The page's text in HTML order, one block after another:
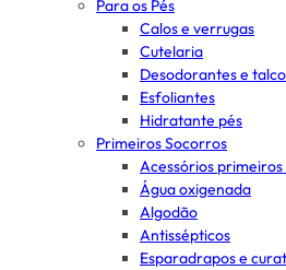
Para os Pés
Calos e verrugas
Cutelaria
Desodorantes e
Esfoliantes
Hidratante pés
Primeiros Socorros
Acessórios
Água oxigenada
Algodão
Antissépticos
Esparadrapos e